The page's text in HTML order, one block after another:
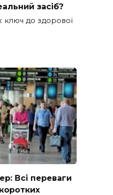
засіб?
ключ до здорової
Всі переваги